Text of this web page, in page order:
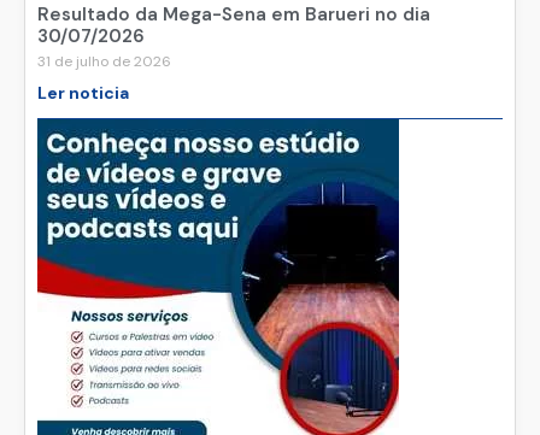
Resultado da Mega-Sena em Barueri no dia
30/07/2026
31 de julho de 2026
Ler noticia